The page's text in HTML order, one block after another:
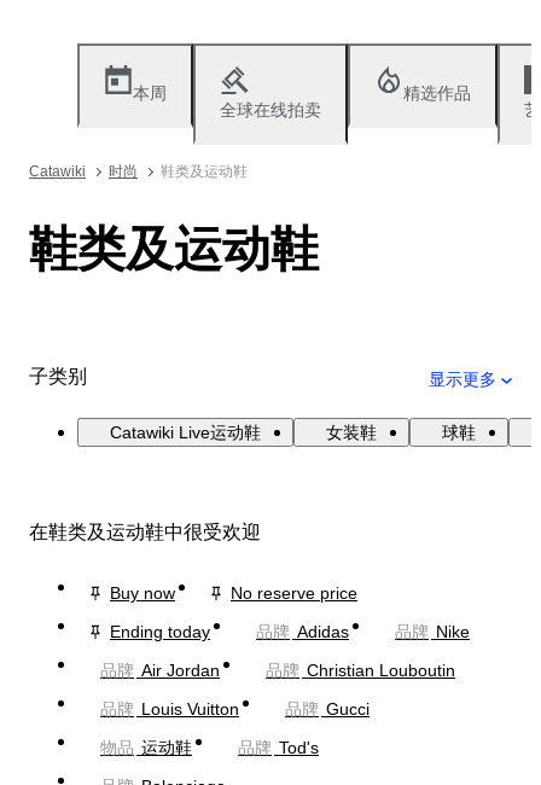
本周
全球在线拍卖
精选作品
Catawiki 时尚 鞋类及运动鞋
鞋类及运动鞋
子类别 显示更多
Catawiki Live运动鞋 女装鞋 球鞋
在鞋类及运动鞋中很受欢迎
Buy now
No reserve price
Ending today
品牌 Adidas 品牌 Nike
品牌 Air Jordan 品牌 Christian Louboutin
品牌 Louis Vuitton 品牌 Gucci
物品 运动鞋 品牌 Tod's